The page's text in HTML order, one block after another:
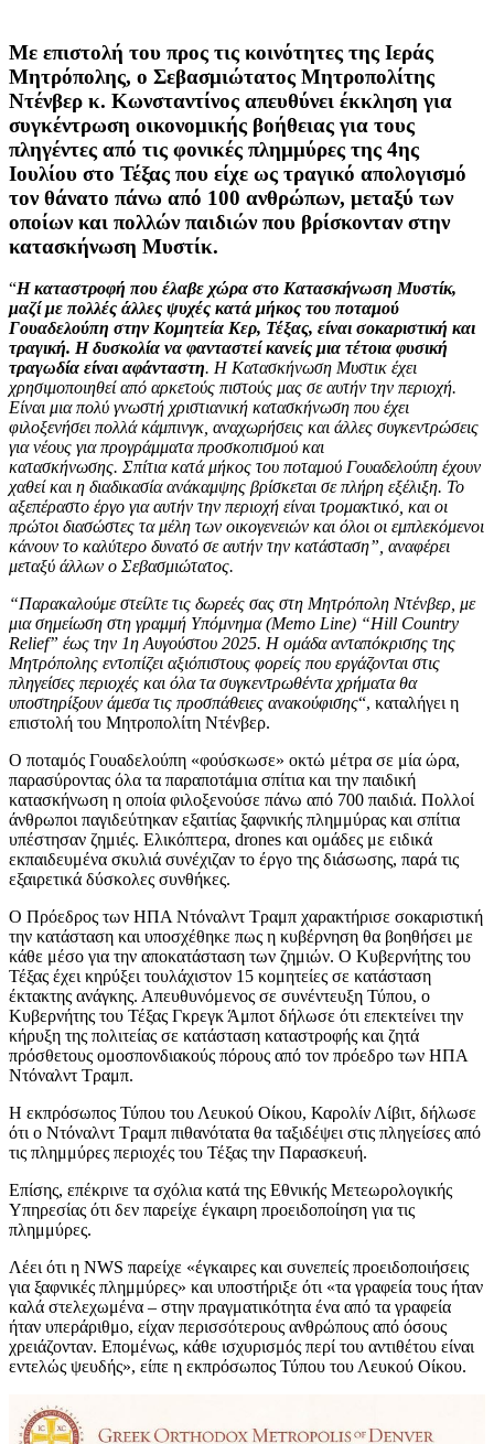
Με επιστολή του προς τις κοινότητες της Ιεράς
Μητρόπολης, ο Σεβασμιώτατος Μητροπολίτης
Ντένβερ κ. Κωνσταντίνος απευθύνει έκκληση για
συγκέντρωση οικονομικής βοήθειας για τους
πληγέντες από τις φονικές πλημμύρες της 4ης
Ιουλίου στο Τέξας που είχε ως τραγικό απολογισμό
τον θάνατο πάνω από 100 ανθρώπων, μεταξύ των
οποίων και πολλών παιδιών που βρίσκονταν στην
κατασκήνωση Μυστίκ.
“Η καταστροφή που έλαβε χώρα στο Κατασκήνωση Μυστίκ,
μαζί με πολλές άλλες ψυχές κατά μήκος του ποταμού
Γουαδελούπη στην Κομητεία Κερ, Τέξας, είναι σοκαριστική και
τραγική. Η δυσκολία να φανταστεί κανείς μια τέτοια φυσική
τραγωδία είναι αφάνταστη. Η Κατασκήνωση Μυστικ έχει
χρησιμοποιηθεί από αρκετούς πιστούς μας σε αυτήν την περιοχή.
Είναι μια πολύ γνωστή χριστιανική κατασκήνωση που έχει
φιλοξενήσει πολλά κάμπινγκ, αναχωρήσεις και άλλες συγκεντρώσεις
για νέους για προγράμματα προσκοπισμού και
κατασκήνωσης. Σπίτια κατά μήκος του ποταμού Γουαδελούπη έχουν
χαθεί και η διαδικασία ανάκαμψης βρίσκεται σε πλήρη εξέλιξη. Το
αξεπέραστο έργο για αυτήν την περιοχή είναι τρομακτικό, και οι
πρώτοι διασώστες τα μέλη των οικογενειών και όλοι οι εμπλεκόμενοι
κάνουν το καλύτερο δυνατό σε αυτήν την κατάσταση”, αναφέρει
μεταξύ άλλων ο Σεβασμιώτατος.
“Παρακαλούμε στείλτε τις δωρεές σας στη Μητρόπολη Ντένβερ, με
μια σημείωση στη γραμμή Υπόμνημα (Memo Line) “Hill Country
Relief” έως την 1η Αυγούστου 2025. Η ομάδα ανταπόκρισης της
Μητρόπολης εντοπίζει αξιόπιστους φορείς που εργάζονται στις
πληγείσες περιοχές και όλα τα συγκεντρωθέντα χρήματα θα
υποστηρίξουν άμεσα τις προσπάθειες ανακούφισης“, καταλήγει η
επιστολή του Μητροπολίτη Ντένβερ.
Ο ποταμός Γουαδελούπη «φούσκωσε» οκτώ μέτρα σε μία ώρα,
παρασύροντας όλα τα παραποτάμια σπίτια και την παιδική
κατασκήνωση η οποία φιλοξενούσε πάνω από 700 παιδιά. Πολλοί
άνθρωποι παγιδεύτηκαν εξαιτίας ξαφνικής πλημμύρας και σπίτια
υπέστησαν ζημιές. Ελικόπτερα, drones και ομάδες με ειδικά
εκπαιδευμένα σκυλιά συνέχιζαν το έργο της διάσωσης, παρά τις
εξαιρετικά δύσκολες συνθήκες.
Ο Πρόεδρος των ΗΠΑ Ντόναλντ Τραμπ χαρακτήρισε σοκαριστική
την κατάσταση και υποσχέθηκε πως η κυβέρνηση θα βοηθήσει με
κάθε μέσο για την αποκατάσταση των ζημιών. Ο Κυβερνήτης του
Τέξας έχει κηρύξει τουλάχιστον 15 κομητείες σε κατάσταση
έκτακτης ανάγκης. Απευθυνόμενος σε συνέντευξη Τύπου, ο
Κυβερνήτης του Τέξας Γκρεγκ Άμποτ δήλωσε ότι επεκτείνει την
κήρυξη της πολιτείας σε κατάσταση καταστροφής και ζητά
πρόσθετους ομοσπονδιακούς πόρους από τον πρόεδρο των ΗΠΑ
Ντόναλντ Τραμπ.
Η εκπρόσωπος Τύπου του Λευκού Οίκου, Καρολίν Λίβιτ, δήλωσε
ότι ο Ντόναλντ Τραμπ πιθανότατα θα ταξιδέψει στις πληγείσες από
τις πλημμύρες περιοχές του Τέξας την Παρασκευή.
Επίσης, επέκρινε τα σχόλια κατά της Εθνικής Μετεωρολογικής
Υπηρεσίας ότι δεν παρείχε έγκαιρη προειδοποίηση για τις
πλημμύρες.
Λέει ότι η NWS παρείχε «έγκαιρες και συνεπείς προειδοποιήσεις
για ξαφνικές πλημμύρες» και υποστήριξε ότι «τα γραφεία τους ήταν
καλά στελεχωμένα – στην πραγματικότητα ένα από τα γραφεία
ήταν υπεράριθμο, είχαν περισσότερους ανθρώπους από όσους
χρειάζονταν. Επομένως, κάθε ισχυρισμός περί του αντιθέτου είναι
εντελώς ψευδής», είπε η εκπρόσωπος Τύπου του Λευκού Οίκου.